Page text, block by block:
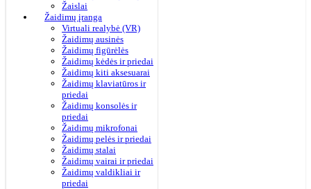
Žaislai
Žaidimų įranga
Virtuali realybė (VR)
Žaidimų ausinės
Žaidimų figūrėlės
Žaidimų kėdės ir priedai
Žaidimų kiti aksesuarai
Žaidimų klaviatūros ir
priedai
Žaidimų konsolės ir
priedai
Žaidimų mikrofonai
Žaidimų pelės ir priedai
Žaidimų stalai
Žaidimų vairai ir priedai
Žaidimų valdikliai ir
priedai